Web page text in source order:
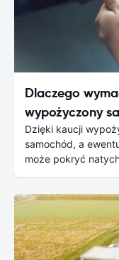
Dlaczego
wypożyczony
Dzięki kaucji
samochód, a
może pokryć